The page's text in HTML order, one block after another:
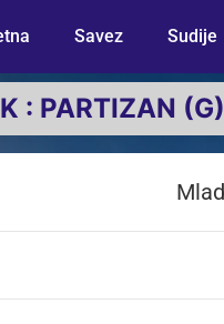
Savez Sudije
: PARTIZAN (G)